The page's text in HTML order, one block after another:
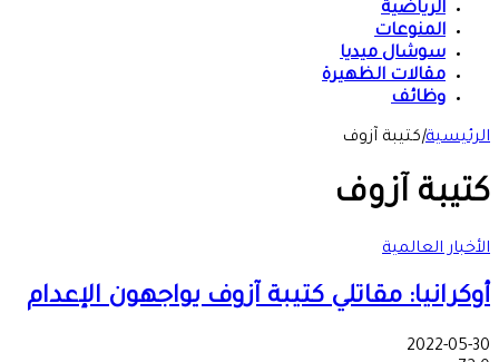
الرياضية
المنوعات
سوشال ميديا
مقالات الظهيرة
وظائف
الرئيسية|كتيبة آزوف
كتيبة آزوف
الأخبار العالمية
أوكرانيا: مقاتلي كتيبة آزوف يواجهون الإعدام
2022-05-30